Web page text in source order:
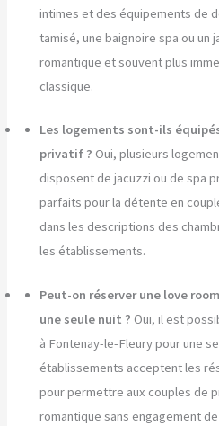
intimes et des équipements de
tamisé, une baignoire spa ou un
romantique et souvent plus
classique.
Les logements sont-ils
privatif ? Oui, plusieurs
disposent de jacuzzi ou de spa
parfaits pour la détente en
dans les descriptions des
les établissements.
Peut-on réserver une love
une seule nuit ? Oui, il est
à Fontenay-le-Fleury pour une
établissements acceptent les
pour permettre aux couples de
romantique sans engagement